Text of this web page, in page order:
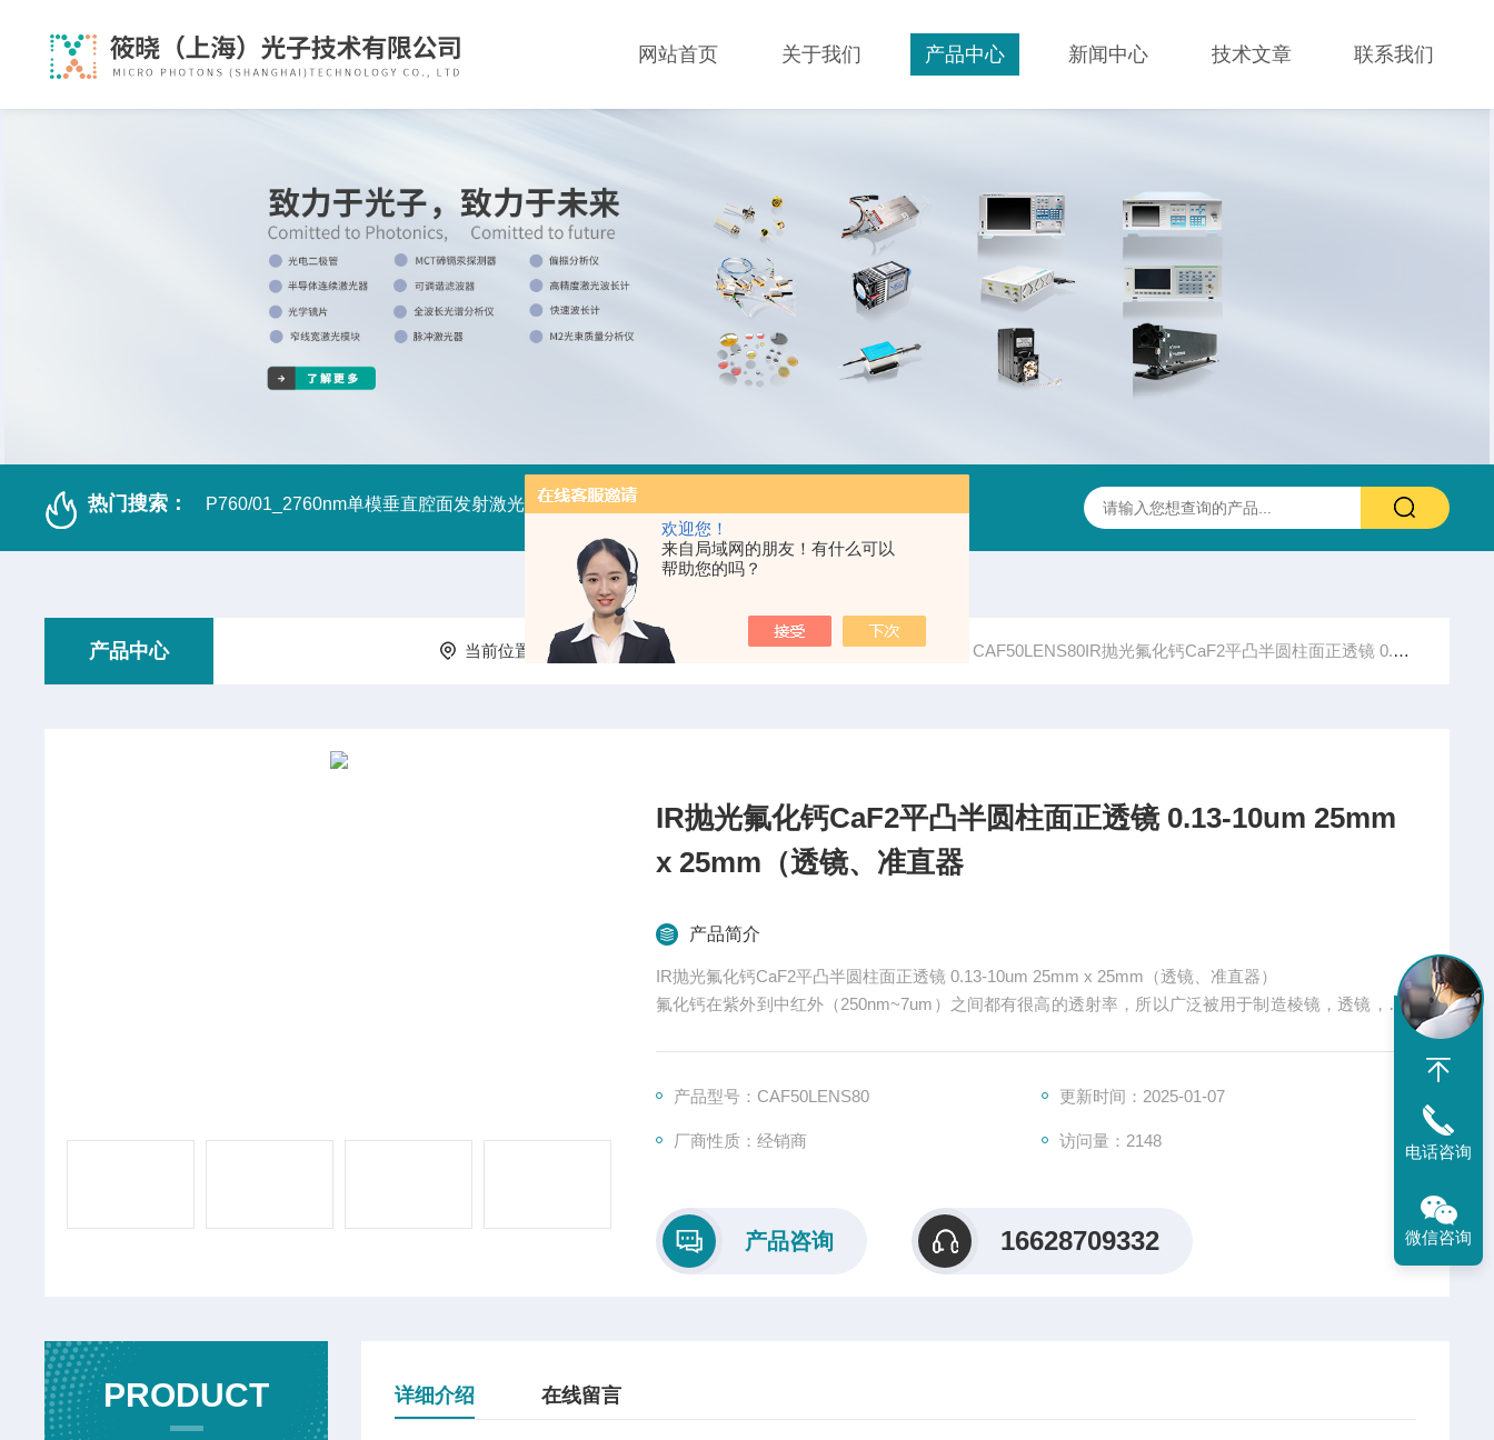
欢迎您！
来自局域网的朋友！有什么可以
帮助您的吗？
网站首页 关于我们 产品中心 新闻中心 技术文章 联系我们
热门搜索： P760/01_2760nm单模垂直腔面发射激光器 RFLDM-RF射频激光二极管驱动（控制/电源） IR抛光硫化锌(ZnS)多光谱(透明)窗片 0.37-13.5um 25.4X3.0mm（
产品中心 当前位置： 首页 产品中心 光学无源器件 透镜、准直器 CAF50LENS80IR抛光氟化钙CaF2平凸半圆柱面正透镜 0.13-10um 25mm x 25mm（透镜、准直器
IR抛光氟化钙CaF2平凸半圆柱面正透镜 0.13-10um 25mm
x 25mm（透镜、准直器
产品简介
IR抛光氟化钙CaF2平凸半圆柱面正透镜 0.13-10um 25mm x 25mm（透镜、准直器）
氟化钙在紫外到中红外（250nm~7um）之间都有很高的透射率，所以广泛被用于制造棱镜，透镜，窗
产品型号：CAF50LENS80
更新时间：2025-01-07
厂商性质：经销商 访问量：2148
产品咨询 16628709332
PRODUCT 详细介绍 在线留言
电话咨询
微信咨询